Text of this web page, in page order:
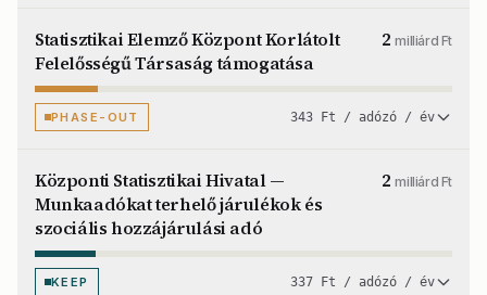
Statisztikai Elemző Központ Korlátolt
Felelősségű Társaság támogatása
2milliárd Ft
PHASE-OUT 343 Ft / adózó / év
Központi Statisztikai Hivatal —
Munkaadókat terhelő járulékok és
szociális hozzájárulási adó
2milliárd Ft
KEEP 337 Ft / adózó / év